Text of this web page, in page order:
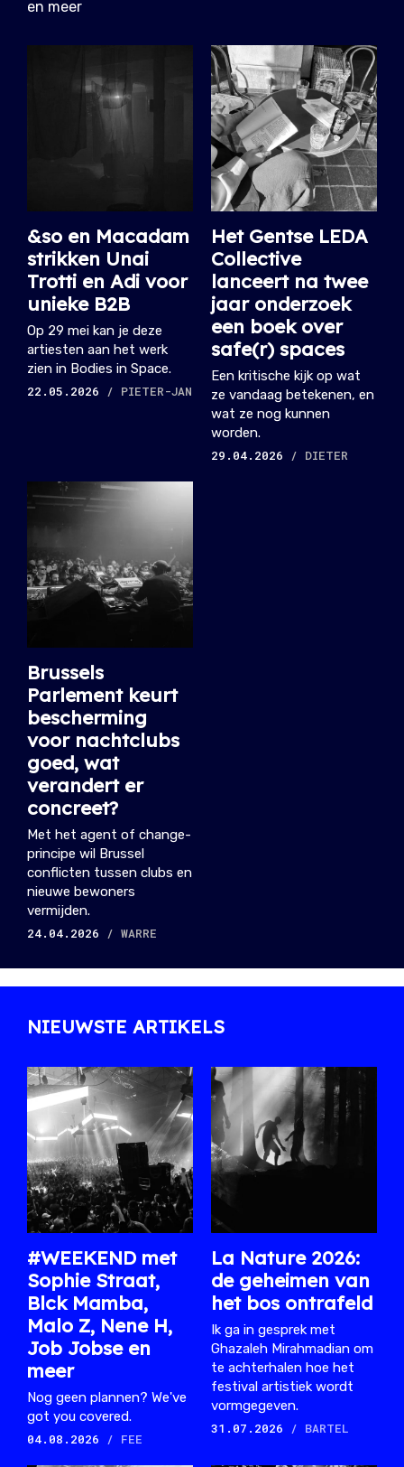
en meer
&so en Macadam
strikken Unai
Trotti en Adi voor
unieke B2B
Op 29 mei kan je deze
artiesten aan het werk
zien in Bodies in Space.
22.05.2026
/ PIETER-JAN
Het Gentse LEDA
Collective
lanceert na twee
jaar onderzoek
een boek over
safe(r) spaces
Een kritische kijk op wat
ze vandaag betekenen, en
wat ze nog kunnen
worden.
29.04.2026
/ DIETER
Brussels
Parlement keurt
bescherming
voor nachtclubs
goed, wat
verandert er
concreet?
Met het agent of change-
principe wil Brussel
conflicten tussen clubs en
nieuwe bewoners
vermijden.
24.04.2026
/ WARRE
NIEUWSTE ARTIKELS
#WEEKEND met
Sophie Straat,
Blck Mamba,
Malo Z, Nene H,
Job Jobse en
meer
Nog geen plannen? We've
got you covered.
04.08.2026
/ FEE
La Nature 2026:
de geheimen van
het bos ontrafeld
Ik ga in gesprek met
Ghazaleh Mirahmadian om
te achterhalen hoe het
festival artistiek wordt
vormgegeven.
31.07.2026
/ BARTEL